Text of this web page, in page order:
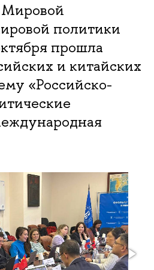
Мировой
политики
прошла
и китайских
«Российско-